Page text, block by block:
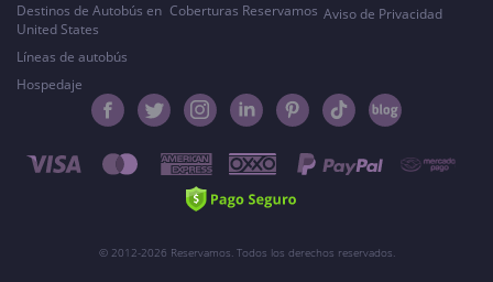
Destinos de Autobús en
United States
Líneas de autobús
Hospedaje
Coberturas Reservamos Aviso de Privacidad
© 2012-2026 Reservamos. Todos los derechos reservados.